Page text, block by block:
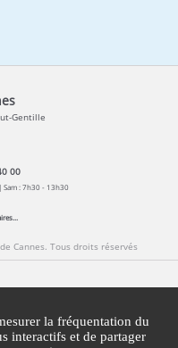
Gentille
00
: 7h30 - 13h30
Cannes. Tous droits réservés
Cannes Lérins
la fréquentation du
interactifs et de partager